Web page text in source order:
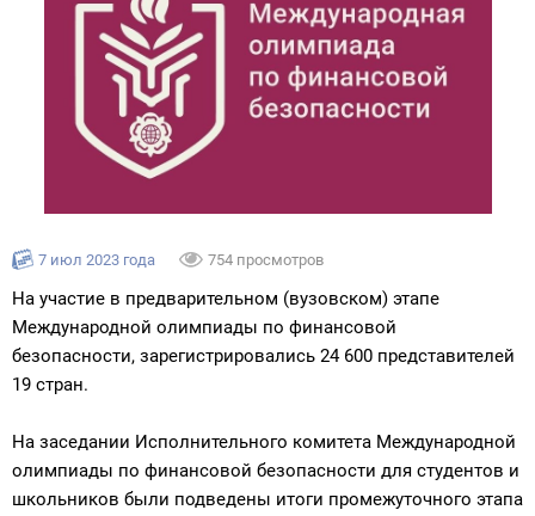
7 июл 2023 года 754 просмотров
На участие в предварительном (вузовском) этапе
Международной олимпиады по финансовой
безопасности, зарегистрировались 24 600 представителей
19 стран.
На заседании Исполнительного комитета Международной
олимпиады по финансовой безопасности для студентов и
школьников были подведены итоги промежуточного этапа